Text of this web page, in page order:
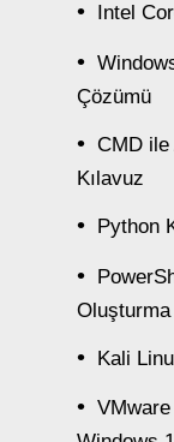
Intel
Çözümü
CMD ile
Kılavuz
Python
Oluşturma
Kali